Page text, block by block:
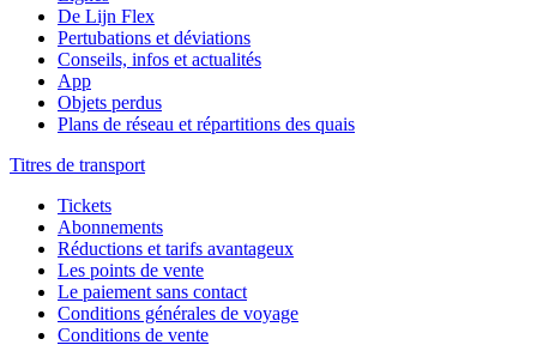
De Lijn Flex
Pertubations et déviations
Conseils, infos et actualités
App
Objets perdus
Plans de réseau et répartitions des quais
Titres de transport
Tickets
Abonnements
Réductions et tarifs avantageux
Les points de vente
Le paiement sans contact
Conditions générales de voyage
Conditions de vente